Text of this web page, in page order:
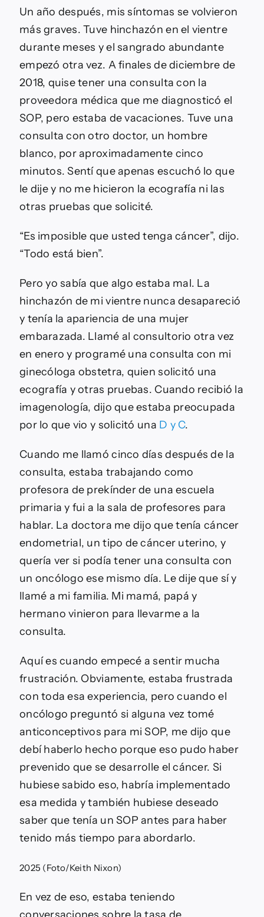
Un año después, mis síntomas se volvieron
más graves. Tuve hinchazón en el vientre
durante meses y el sangrado abundante
empezó otra vez. A finales de diciembre de
2018, quise tener una consulta con la
proveedora médica que me diagnosticó el
SOP, pero estaba de vacaciones. Tuve una
consulta con otro doctor, un hombre
blanco, por aproximadamente cinco
minutos. Sentí que apenas escuchó lo que
le dije y no me hicieron la ecografía ni las
otras pruebas que solicité.
“Es imposible que usted tenga cáncer”, dijo.
“Todo está bien”.
Pero yo sabía que algo estaba mal. La
hinchazón de mi vientre nunca desapareció
y tenía la apariencia de una mujer
embarazada. Llamé al consultorio otra vez
en enero y programé una consulta con mi
ginecóloga obstetra, quien solicitó una
ecografía y otras pruebas. Cuando recibió la
imagenología, dijo que estaba preocupada
por lo que vio y solicitó una D y C.
Cuando me llamó cinco días después de la
consulta, estaba trabajando como
profesora de prekínder de una escuela
primaria y fui a la sala de profesores para
hablar. La doctora me dijo que tenía cáncer
endometrial, un tipo de cáncer uterino, y
quería ver si podía tener una consulta con
un oncólogo ese mismo día. Le dije que sí y
llamé a mi familia. Mi mamá, papá y
hermano vinieron para llevarme a la
consulta.
Aquí es cuando empecé a sentir mucha
frustración. Obviamente, estaba frustrada
con toda esa experiencia, pero cuando el
oncólogo preguntó si alguna vez tomé
anticonceptivos para mi SOP, me dijo que
debí haberlo hecho porque eso pudo haber
prevenido que se desarrolle el cáncer. Si
hubiese sabido eso, habría implementado
esa medida y también hubiese deseado
saber que tenía un SOP antes para haber
tenido más tiempo para abordarlo.
2025 (Foto/Keith Nixon)
En vez de eso, estaba teniendo